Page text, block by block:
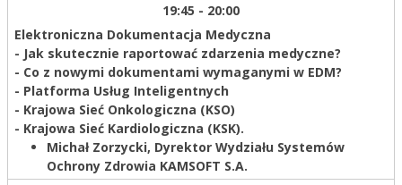
19:45 - 20:00
Elektroniczna Dokumentacja Medyczna
- Jak skutecznie raportować zdarzenia medyczne?
- Co z nowymi dokumentami wymaganymi w EDM?
- Platforma Usług Inteligentnych
- Krajowa Sieć Onkologiczna (KSO)
- Krajowa Sieć Kardiologiczna (KSK).
Michał Zorzycki, Dyrektor Wydziału Systemów
Ochrony Zdrowia KAMSOFT S.A.